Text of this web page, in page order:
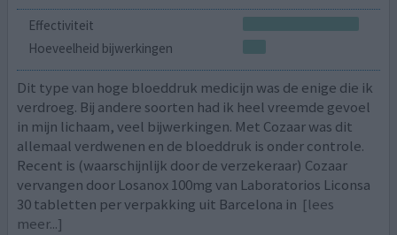
Effectiviteit
Hoeveelheid bijwerkingen
Dit type van hoge bloeddruk medicijn was de enige die ik
verdroeg. Bij andere soorten had ik heel vreemde gevoel
in mijn lichaam, veel bijwerkingen. Met Cozaar was dit
allemaal verdwenen en de bloeddruk is onder controle.
Recent is (waarschijnlijk door de verzekeraar) Cozaar
vervangen door Losanox 100mg van Laboratorios Liconsa
30 tabletten per verpakking uit Barcelona in [lees
meer...]